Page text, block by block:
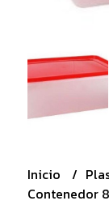
Inicio
Contenedor